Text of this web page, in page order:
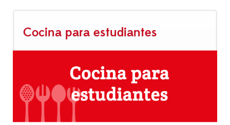
Cocina para estudiantes